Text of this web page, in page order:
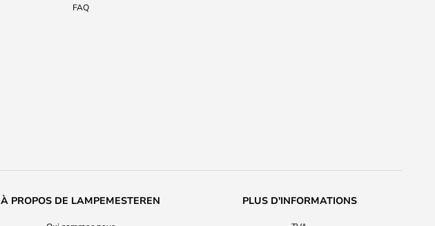
FAQ
À PROPOS DE LAMPEMESTEREN PLUS D'INFORMATIONS